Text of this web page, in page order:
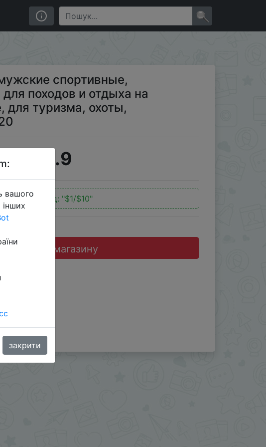
на открытом воздухе, для туризма, охоты, дизайнерские,
спортивные,
походов и отдыха на
для туризма, охоты,
$24.9
Промокод: "$1/$10"
до магазину
вашого
закрити